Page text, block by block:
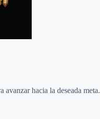
avanzar hacia la deseada meta.